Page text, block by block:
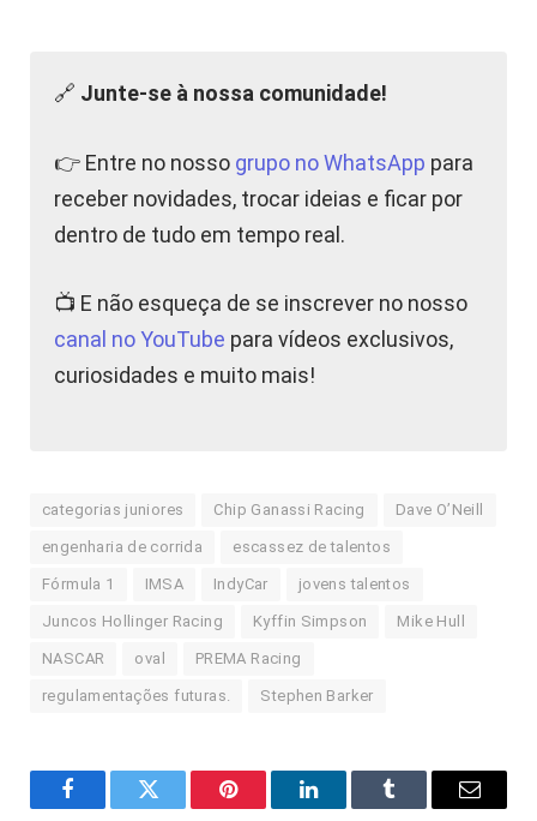
🔗 Junte-se à nossa comunidade!
👉 Entre no nosso grupo no WhatsApp para
receber novidades, trocar ideias e ficar por
dentro de tudo em tempo real.
📺 E não esqueça de se inscrever no nosso
canal no YouTube para vídeos exclusivos,
curiosidades e muito mais!
categorias juniores Chip Ganassi Racing Dave O’Neill
engenharia de corrida escassez de talentos
Fórmula 1 IMSA IndyCar jovens talentos
Juncos Hollinger Racing Kyffin Simpson Mike Hull
NASCAR oval PREMA Racing
regulamentações futuras. Stephen Barker
FacebookTwitter Pinterest LinkedInTumblr E-